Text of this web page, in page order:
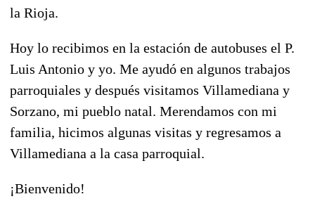
la Rioja.
Hoy lo recibimos en la estación de autobuses el P.
Luis Antonio y yo. Me ayudó en algunos trabajos
parroquiales y después visitamos Villamediana y
Sorzano, mi pueblo natal. Merendamos con mi
familia, hicimos algunas visitas y regresamos a
Villamediana a la casa parroquial.
¡Bienvenido!